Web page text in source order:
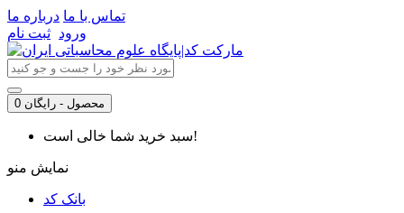
تماس با ما درباره ما
ورود ثبت نام
0 محصول - رایگان
سبد خرید شما خالی است!
نمایش منو
بانک کد